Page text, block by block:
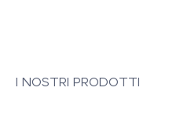
I NOSTRI PRODOTTI